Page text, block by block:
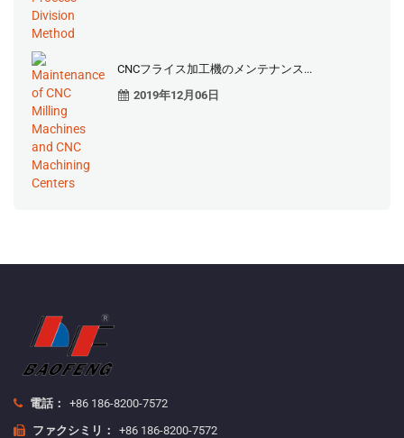
CNCフライス加工機のメンテナンス...
2019年12月06日
電話：
+86 186-8200-7572
ファクシミリ：
+86 186-8200-7572